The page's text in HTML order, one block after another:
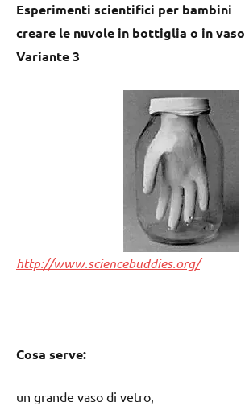
Esperimenti scientifici per bambini
creare le nuvole in bottiglia o in vaso
Variante 3
http://www.sciencebuddies.org/
Cosa serve:
un grande vaso di vetro,